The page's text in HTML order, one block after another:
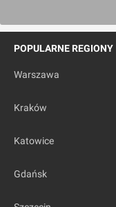
POPULARNE REGIONY
Warszawa
Kraków
Katowice
Gdańsk